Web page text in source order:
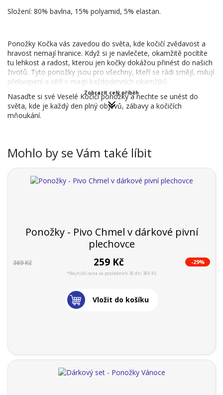
Složení: 80% bavlna, 15% polyamid, 5% elastan.
Ponožky Kočka vás zavedou do světa, kde kočičí zvědavost a
hravost nemají hranice. Když si je navlečete, okamžitě pocítíte
tu lehkost a radost, kterou jen kočky dokážou přinést do našich
životů. Tyto ponožky jsou pro všechny, kteří se rádi smějí, milují
překvapení a věří v magii každodenních okamžiků.
Nasaďte si své Veselé Kočičí ponožky a nechte se unést do
světa, kde je každý den plný objevů, zábavy a kočičích
mňoukání.
Zobrazit celý příběh
Mohlo by se Vám také líbit
Ponožky - Pivo Chmel v dárkové pivní
plechovce
369 Kč 259 Kč -29%
*Nejnižší cena za posledních 30 dní 369 Kč
Vložit do košíku